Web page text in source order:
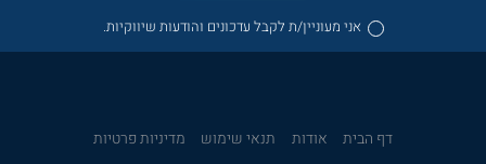
אני מעוניין/ת לקבל עדכונים והודעות שיווקיות.
דף הבית אודות תנאי שימוש
מדיניות פרטיות